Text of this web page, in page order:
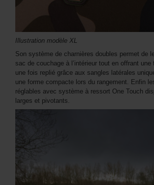
Illustration modèle XL
Son système de charnières doubles permet de
sac de couchage à l’intérieur tout en offrant
une fois replié grâce aux sangles latérales
une forme compacte lors du rangement. Enfin
réglables avec système à ressort One Touch
larges et pivotants.